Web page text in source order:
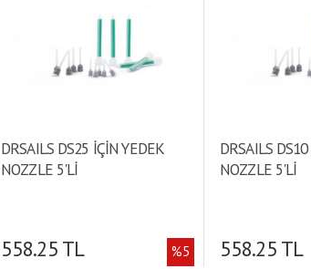
DRSAILS DS25 İÇİN YEDEK
NOZZLE 5'Lİ
558.25 TL %5
DRSAILS
NOZZLE 5'Lİ
558.25 TL